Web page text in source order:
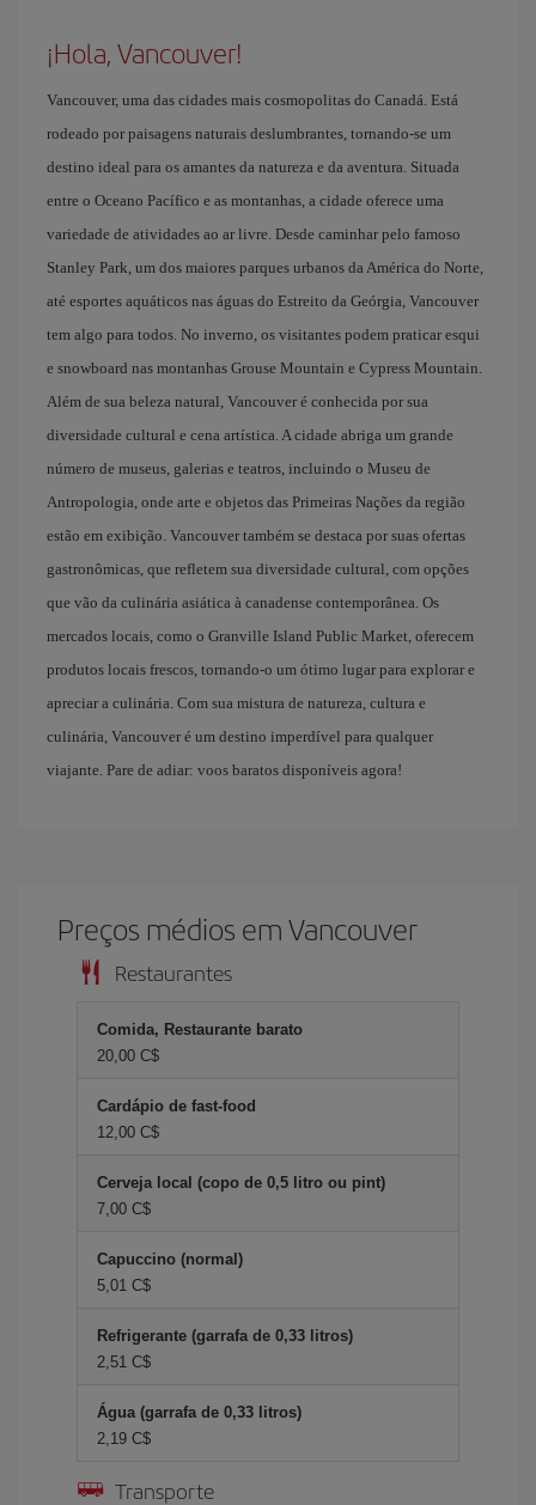
¡Hola, Vancouver!
Vancouver, uma das cidades mais cosmopolitas do Canadá. Está
rodeado por paisagens naturais deslumbrantes, tornando-se um
destino ideal para os amantes da natureza e da aventura. Situada
entre o Oceano Pacífico e as montanhas, a cidade oferece uma
variedade de atividades ao ar livre. Desde caminhar pelo famoso
Stanley Park, um dos maiores parques urbanos da América do Norte,
até esportes aquáticos nas águas do Estreito da Geórgia, Vancouver
tem algo para todos. No inverno, os visitantes podem praticar esqui
e snowboard nas montanhas Grouse Mountain e Cypress Mountain.
Além de sua beleza natural, Vancouver é conhecida por sua
diversidade cultural e cena artística. A cidade abriga um grande
número de museus, galerias e teatros, incluindo o Museu de
Antropologia, onde arte e objetos das Primeiras Nações da região
estão em exibição. Vancouver também se destaca por suas ofertas
gastronômicas, que refletem sua diversidade cultural, com opções
que vão da culinária asiática à canadense contemporânea. Os
mercados locais, como o Granville Island Public Market, oferecem
produtos locais frescos, tornando-o um ótimo lugar para explorar e
apreciar a culinária. Com sua mistura de natureza, cultura e
culinária, Vancouver é um destino imperdível para qualquer
viajante. Pare de adiar: voos baratos disponíveis agora!
Preços médios em Vancouver
Restaurantes
Comida, Restaurante barato
20,00 C$
Cardápio de fast-food
12,00 C$
Cerveja local (copo de 0,5 litro ou pint)
7,00 C$
Capuccino (normal)
5,01 C$
Refrigerante (garrafa de 0,33 litros)
2,51 C$
Água (garrafa de 0,33 litros)
2,19 C$
Transporte